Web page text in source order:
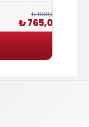
₺ 900,00
₺ 765,00